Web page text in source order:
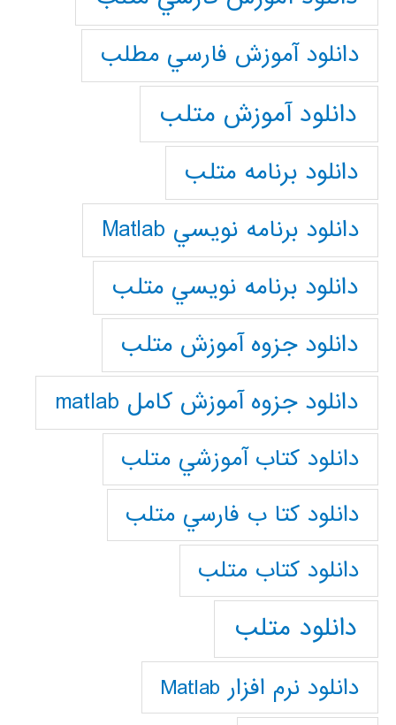
دانلود آموزش فارسي مطلب
دانلود آموزش متلب
دانلود برنامه متلب
دانلود برنامه نويسي Matlab
دانلود برنامه نويسي متلب
دانلود جزوه آموزش متلب
دانلود جزوه آموزش کامل matlab
دانلود كتاب آموزشي متلب
دانلود كتا ب فارسي متلب
دانلود كتاب متلب
دانلود متلب
دانلود نرم افزار Matlab